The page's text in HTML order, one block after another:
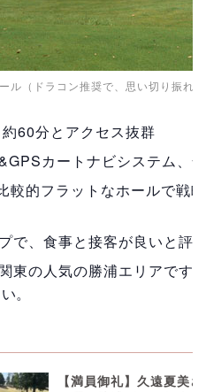
ル（ドラコン推奨で、思い切り振れ
60分とアクセス抜群
カートナビシステム、
較的フラットなホールで戦
で、食事と接客が良いと評
東の人気の勝浦エリアです
。
【満員御礼】久遠夏美